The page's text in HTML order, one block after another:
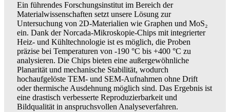
Ein führendes Forschungsinstitut im Bereich der
Materialwissenschaften setzt unsere Lösung zur
Untersuchung von 2D-Materialien wie Graphen und MoS₂
ein. Dank der Norcada-Mikroskopie-Chips mit integrierter
Heiz- und Kühltechnologie ist es möglich, die Proben
präzise bei Temperaturen von -190 °C bis +400 °C zu
analysieren. Die Chips bieten eine außergewöhnliche
Planarität und mechanische Stabilität, wodurch
hochaufgelöste TEM- und SEM-Aufnahmen ohne Drift
oder thermische Ausdehnung möglich sind. Das Ergebnis ist
eine drastisch verbesserte Reproduzierbarkeit und
Bildqualität in anspruchsvollen Analyseverfahren.